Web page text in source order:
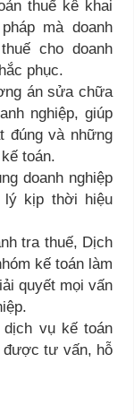
thuế kê khai
mà doanh
cho doanh
phục.
án sửa chữa
nghiệp, giúp
đúng và những
toán.
doanh nghiệp
kịp thời hiệu
tra thuế, Dịch
kế toán làm
quyết mọi vấn
dịch vụ kế toán
được tư vấn, hỗ